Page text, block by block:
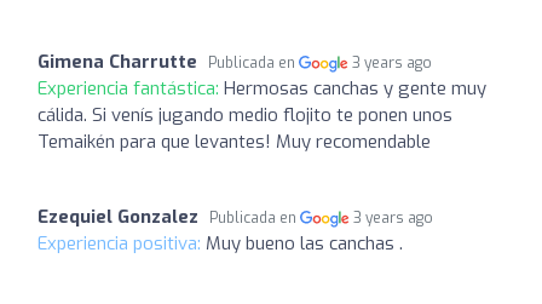
Gimena Charrutte Publicada en 3 years ago
Experiencia fantástica: Hermosas canchas y gente muy
cálida. Si venís jugando medio flojito te ponen unos
Temaikén para que levantes! Muy recomendable
Ezequiel Gonzalez Publicada en 3 years ago
Experiencia positiva: Muy bueno las canchas .